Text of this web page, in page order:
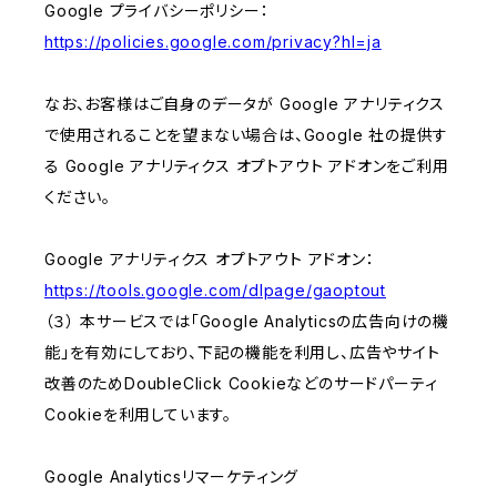
Google プライバシーポリシー：
https://policies.google.com/privacy?hl=ja
なお、お客様はご自身のデータが Google アナリティクス
で使用されることを望まない場合は、Google 社の提供す
る Google アナリティクス オプトアウト アドオンをご利用
ください。
Google アナリティクス オプトアウト アドオン：
https://tools.google.com/dlpage/gaoptout
（３） 本サービスでは「Google Analyticsの広告向けの機
能」を有効にしており、下記の機能を利用し、広告やサイト
改善のためDoubleClick Cookieなどのサードパーティ
Cookieを利用しています。
Google Analyticsリマーケティング